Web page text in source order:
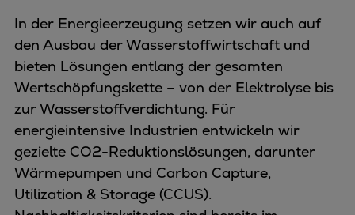
In der Energieerzeugung setzen wir auch auf
den Ausbau der Wasserstoffwirtschaft und
bieten Lösungen entlang der gesamten
Wertschöpfungskette – von der Elektrolyse bis
zur Wasserstoffverdichtung. Für
energieintensive Industrien entwickeln wir
gezielte CO2-Reduktionslösungen, darunter
Wärmepumpen und Carbon Capture,
Utilization & Storage (CCUS).